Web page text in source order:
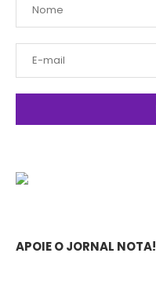
APOIE O JORNAL NOTA!